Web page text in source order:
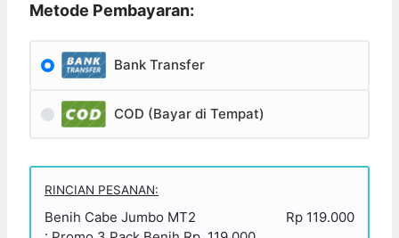
Metode Pembayaran:
Bank Transfer
COD (Bayar di Tempat)
RINCIAN PESANAN:
Benih Cabe Jumbo MT2
Rp 119.000